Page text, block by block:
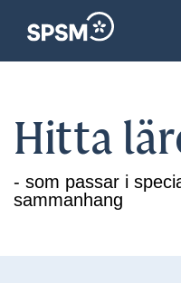
Hitta
- som passar i
sammanhang